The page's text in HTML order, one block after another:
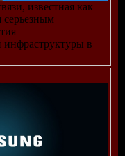
известная как
серьезным
в